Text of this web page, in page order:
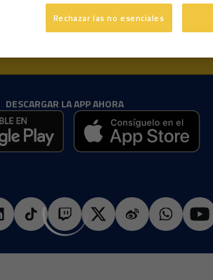
DESCARGAR LA APP AHORA
Rechazar las no esenciales